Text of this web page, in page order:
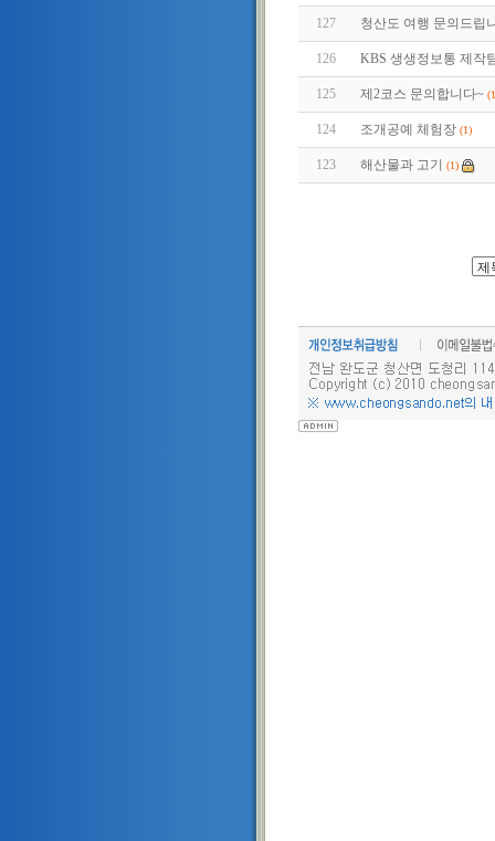
127 청산도 여행 문의드립
126 KBS 생생정보통 제작
125 제2코스 문의합니다~
124 조개공예 체험장 (1)
123 해산물과 고기 (1)